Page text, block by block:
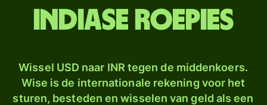
Indiase roepies
Wissel USD naar INR tegen de middenkoers.
Wise is de internationale rekening voor het
sturen, besteden en wisselen van geld als een